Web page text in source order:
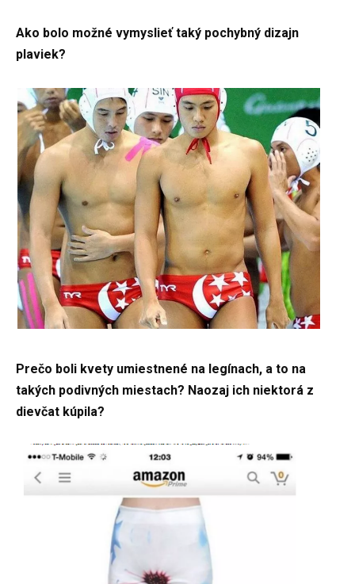
Ako bolo možné vymyslieť taký pochybný dizajn
plaviek?
Prečo boli kvety umiestnené na legínach, a to na
takých podivných miestach? Naozaj ich niektorá z
dievčat kúpila?